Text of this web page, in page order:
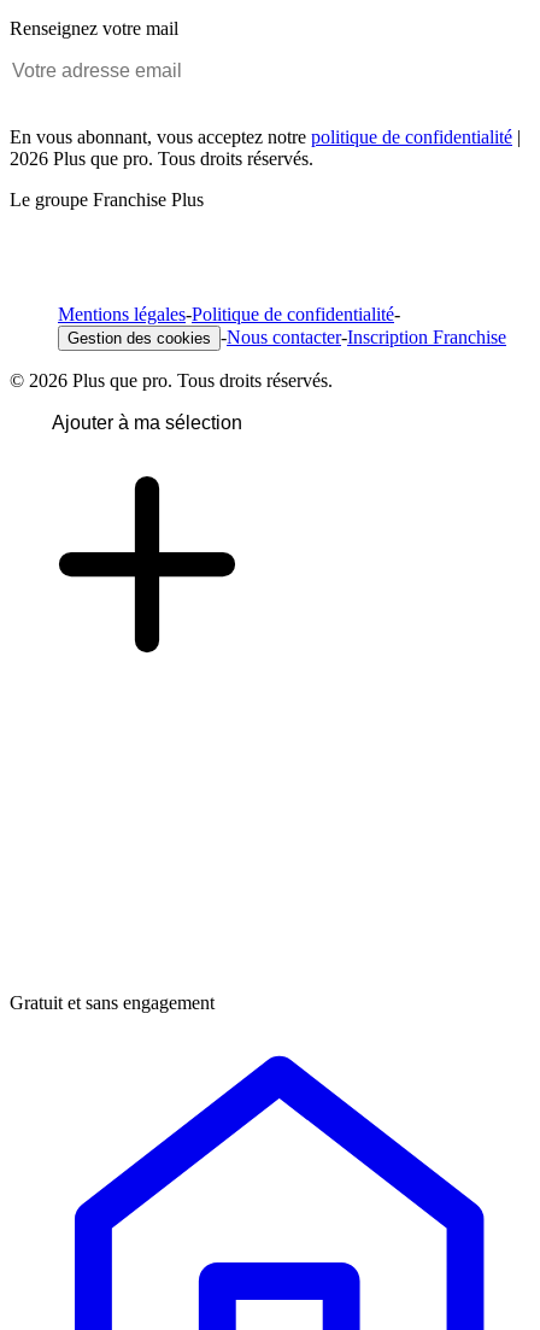
Renseignez votre mail
En vous abonnant, vous acceptez notre politique de confidentialité
2026 Plus que pro. Tous droits réservés.
Le groupe Franchise Plus
Mentions légales-Politique de confidentialité-
Gestion des cookies -Nous contacter-Inscription Franchise
© 2026 Plus que pro. Tous droits réservés.
Ajouter à ma sélection
Gratuit et sans engagement